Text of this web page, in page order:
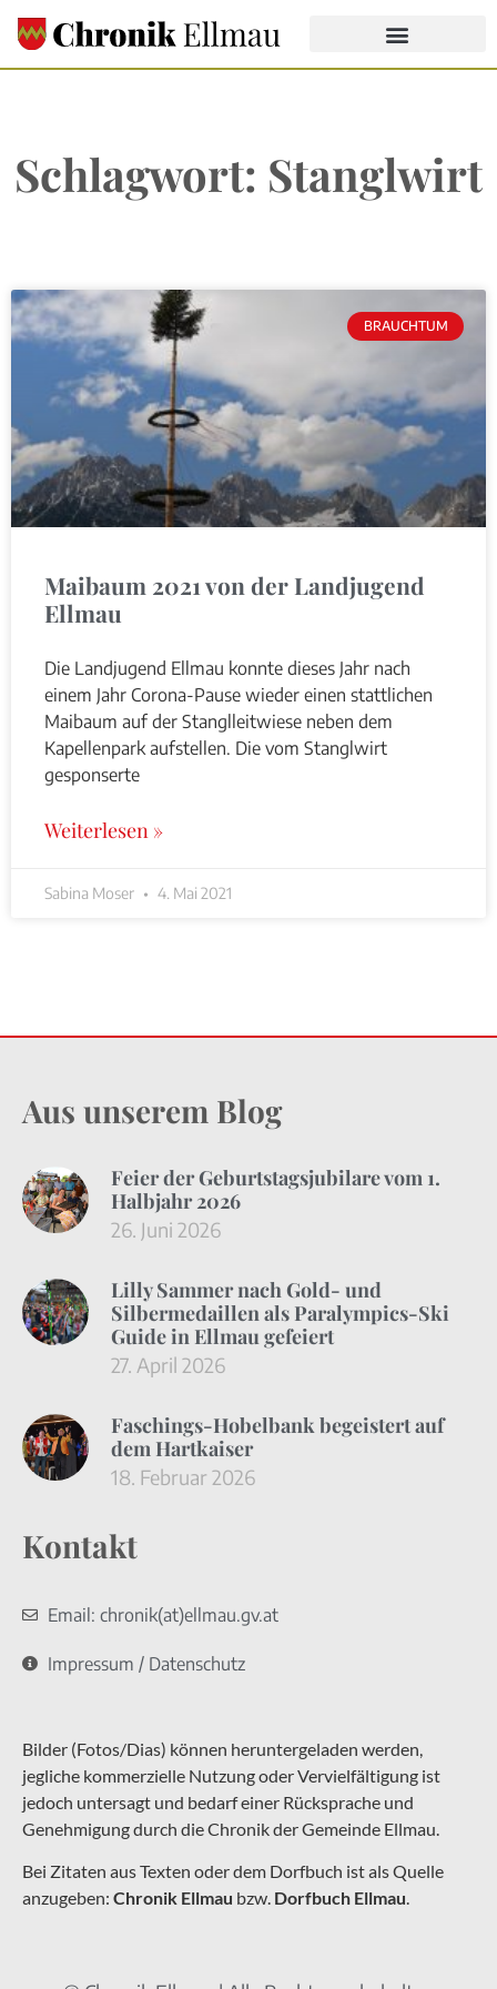
Schlagwort: Stanglwirt
BRAUCHTUM
Maibaum 2021 von der Landjugend
Ellmau
Die Landjugend Ellmau konnte dieses Jahr nach
einem Jahr Corona-Pause wieder einen stattlichen
Maibaum auf der Stanglleitwiese neben dem
Kapellenpark aufstellen. Die vom Stanglwirt
gesponserte
Weiterlesen »
Sabina Moser 4. Mai 2021
Aus unserem Blog
Feier der Geburtstagsjubilare vom 1.
Halbjahr 2026
26. Juni 2026
Lilly Sammer nach Gold- und
Silbermedaillen als Paralympics-Ski
Guide in Ellmau gefeiert
27. April 2026
Faschings-Hobelbank begeistert auf
dem Hartkaiser
18. Februar 2026
Kontakt
Email: chronik(at)ellmau.gv.at
Impressum / Datenschutz
Bilder (Fotos/Dias) können heruntergeladen werden,
jegliche kommerzielle Nutzung oder Vervielfältigung ist
jedoch untersagt und bedarf einer Rücksprache und
Genehmigung durch die Chronik der Gemeinde Ellmau.
Bei Zitaten aus Texten oder dem Dorfbuch ist als Quelle
anzugeben: Chronik Ellmau bzw. Dorfbuch Ellmau.